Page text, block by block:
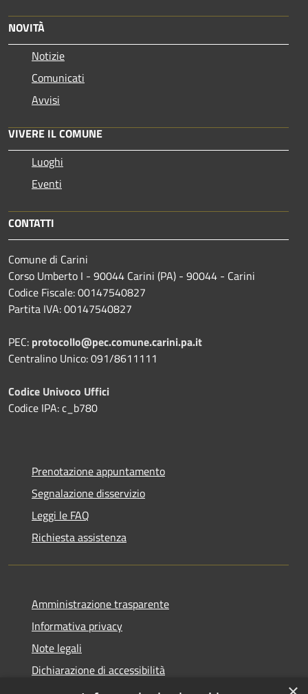
NOVITÀ
Notizie
Comunicati
Avvisi
VIVERE IL COMUNE
Luoghi
Eventi
CONTATTI
Comune di Carini
Corso Umberto I - 90044 Carini (PA) - 90044 - Carini
Codice Fiscale: 00147540827
Partita IVA: 00147540827
PEC: protocollo@pec.comune.carini.pa.it
Centralino Unico: 091/8611111
Codice Univoco Uffici
Codice IPA: c_b780
Prenotazione appuntamento
Segnalazione disservizio
Leggi le FAQ
Richiesta assistenza
Amministrazione trasparente
Informativa privacy
Note legali
Dichiarazione di accessibilità